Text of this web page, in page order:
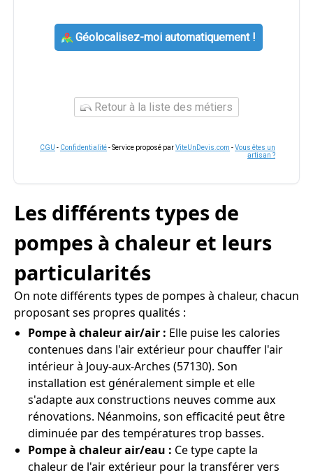
Géolocalisez-moi automatiquement !
Retour à la liste des métiers
CGU - Confidentialité- Service proposé parViteUnDevis.com -Vous êtes un
artisan ?
Les différents types de
pompes à chaleur et leurs
particularités
On note différents types de pompes à chaleur, chacun
proposant ses propres qualités :
Pompe à chaleur air/air : Elle puise les calories
contenues dans l'air extérieur pour chauffer l'air
intérieur à Jouy-aux-Arches (57130). Son
installation est généralement simple et elle
s'adapte aux constructions neuves comme aux
rénovations. Néanmoins, son efficacité peut être
diminuée par des températures trop basses.
Pompe à chaleur air/eau : Ce type capte la
chaleur de l'air extérieur pour la transférer vers